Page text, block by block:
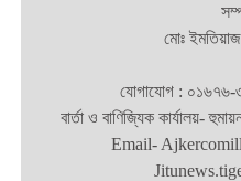
মোঃ
যোগাযোগ :
বার্তা ও বাণিজ্যিক কার্যালয়-
Email-